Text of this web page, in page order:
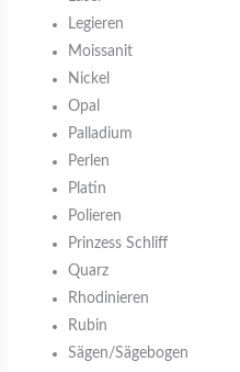
Legieren
Moissanit
Nickel
Opal
Palladium
Perlen
Platin
Polieren
Prinzess Schliff
Quarz
Rhodinieren
Rubin
Sägen/Sägebogen